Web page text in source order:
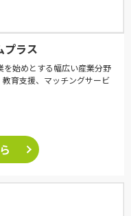
プラス
始めとする幅広い産業分野
育支援、マッチングサービ